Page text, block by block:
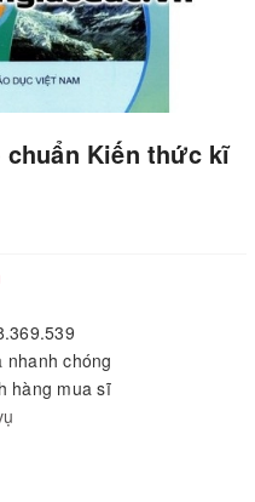
chuẩn Kiến thức kĩ
nhanh chóng
hàng mua sĩ